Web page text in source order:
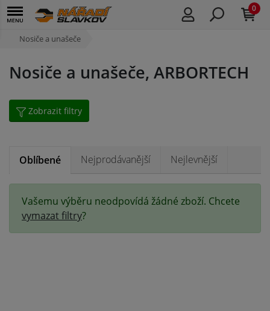
0
Nosiče a unašeče
Nosiče a unašeče, ARBORTECH
Zobrazit filtry
Oblíbené Nejprodávanější Nejlevnější
Vašemu výběru neodpovídá žádné zboží. Chcete
vymazat filtry?